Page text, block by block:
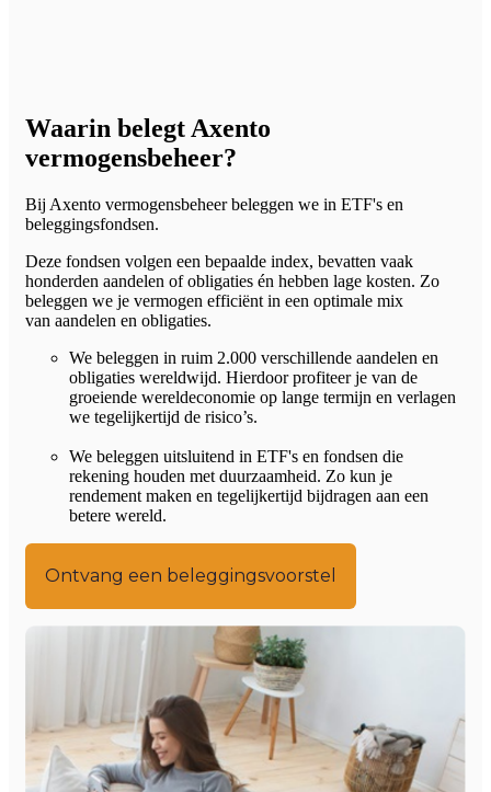
Waarin belegt Axento
vermogensbeheer?
Bij Axento vermogensbeheer beleggen we in ETF's en
beleggingsfondsen.
Deze fondsen volgen een bepaalde index, bevatten vaak
honderden aandelen of obligaties én hebben lage kosten. Zo
beleggen we je vermogen efficiënt in een optimale mix
van aandelen en obligaties.
We beleggen in ruim 2.000 verschillende aandelen en
obligaties wereldwijd. Hierdoor profiteer je van de
groeiende wereldeconomie op lange termijn en verlagen
we tegelijkertijd de risico’s.
We beleggen uitsluitend in ETF's en fondsen die
rekening houden met duurzaamheid. Zo kun je
rendement maken en tegelijkertijd bijdragen aan een
betere wereld.
Ontvang een beleggingsvoorstel